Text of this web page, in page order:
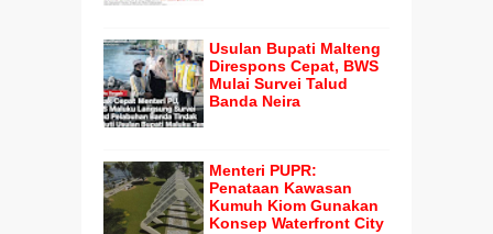
Usulan Bupati Malteng
Direspons Cepat, BWS
Mulai Survei Talud
Banda Neira
Menteri PUPR:
Penataan Kawasan
Kumuh Kiom Gunakan
Konsep Waterfront City